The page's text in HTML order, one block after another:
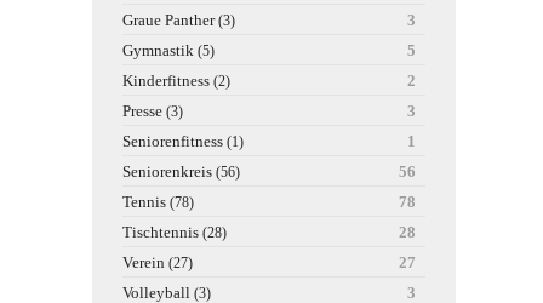
Graue Panther(3)
3
Gymnastik (5)
5
Kinderfitness (2)
2
Presse (3)
3
Seniorenfitness (1)
1
Seniorenkreis (56)
56
Tennis (78)
78
Tischtennis (28)
28
Verein (27)
27
Volleyball (3)
3